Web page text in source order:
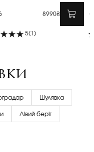
8990₴
5(1)
Шулявка
Лівий беріг